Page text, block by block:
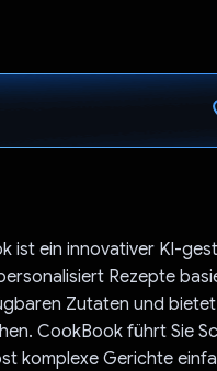
ist ein innovativer KI-
Rezepte
Zutaten und
CookBook führt Sie
komplexe Gerichte